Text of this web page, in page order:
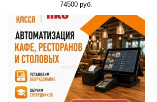
74500 руб.